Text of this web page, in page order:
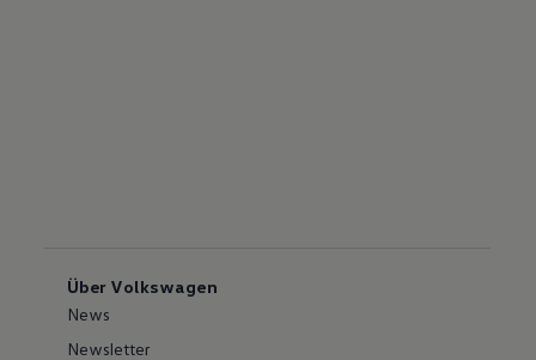
Über Volkswagen
News
Newsletter